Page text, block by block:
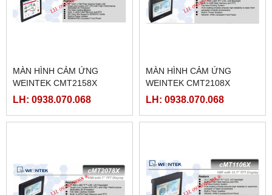
MÀN HÌNH CẢM ỨNG
WEINTEK CMT2158X
LH: 0938.070.068
MÀN HÌNH CẢM ỨNG
WEINTEK CMT2108X
LH: 0938.070.068